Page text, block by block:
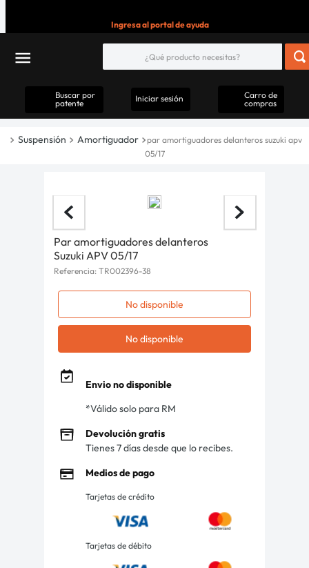
Ingresa al portal de ayuda
Buscar por
patente
Iniciar sesión
Carro de
compras
Suspensión Amortiguador
par amortiguadores delanteros suzuki apv
05/17
Par amortiguadores delanteros
Suzuki APV 05/17
Referencia: TR002396-38
No disponible
No disponible
Envio no disponible
*Válido solo para RM
Devolución gratis
Tienes 7 días desde que lo recibes.
Medios de pago
Tarjetas de crédito
Tarjetas de débito